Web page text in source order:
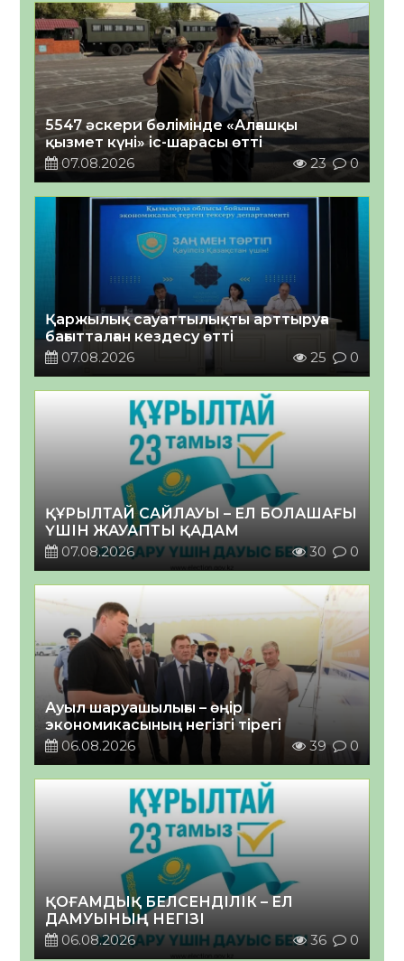
5547 әскери бөлімінде «Алғашқы
қызмет күні» іс-шарасы өтті
07.08.2026
23 0
Қаржылық сауаттылықты арттыруға
бағытталған кездесу өтті
07.08.2026
25 0
ҚҰРЫЛТАЙ САЙЛАУЫ – ЕЛ БОЛАШАҒЫ
ҮШІН ЖАУАПТЫ ҚАДАМ
07.08.2026
30 0
Ауыл шаруашылығы – өңір
экономикасының негізгі тірегі
06.08.2026
39 0
ҚОҒАМДЫҚ БЕЛСЕНДІЛІК – ЕЛ
ДАМУЫНЫҢ НЕГІЗІ
06.08.2026
36 0